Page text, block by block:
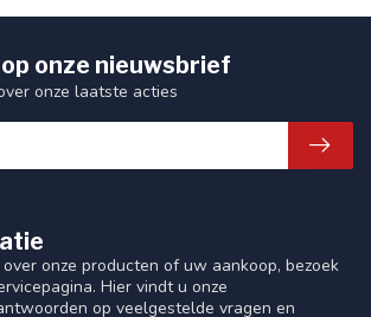
onze producten of uw aankoop, bezoek
Hier vindt u onze
op veelgestelde vragen en
onze nieuwsbrief
onze laatste acties